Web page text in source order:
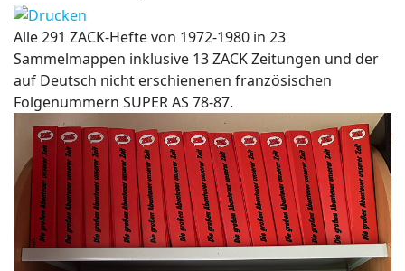
Alle 291 ZACK-Hefte von 1972-1980 in 23
Sammelmappen inklusive 13 ZACK Zeitungen und der
auf Deutsch nicht erschienenen französischen
Folgenummern SUPER AS 78-87.